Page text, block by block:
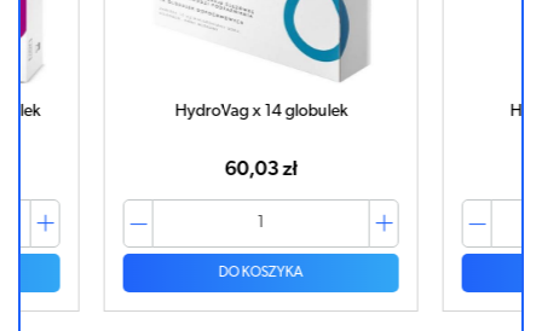
HydroVag x 14 globulek
60,03 zł
DO KOSZYKA